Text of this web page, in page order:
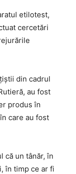
etilotest,
cercetări
din cadrul
au fost
produs în
care au fost
că un tânăr, în
în timp ce ar fi